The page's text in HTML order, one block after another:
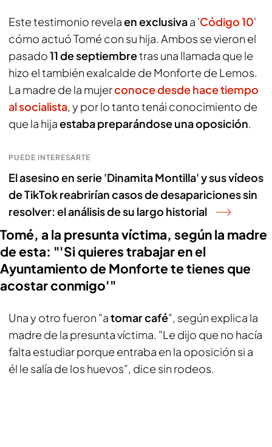
Este testimonio revelaen exclusivaa 'Código 10'
cómo actuó Tomé con su hija. Ambos se vieron el
pasado11 de septiembretras una llamada que le
hizo el también exalcalde de Monforte de Lemos.
La madre de la mujerconoce desde hace tiempo
al socialista, y por lo tanto tenái conocimiento de
que la hijaestaba preparándose una oposición.
PUEDE INTERESARTE
El asesino en serie 'Dinamita Montilla' y sus vídeos
de TikTok reabrirían casos de desapariciones sin
resolver: el análisis de su largo historial
Tomé, a la presunta víctima, según la madre
de esta: "'Si quieres trabajar en el
Ayuntamiento de Monforte te tienes que
acostar conmigo'"
Una y otro fueron "atomarcafé", según explica la
madre de la presunta víctima. "Le dijo que no hacía
falta estudiar porque entraba en la oposición si a
él le salía de los huevos", dice sin rodeos.